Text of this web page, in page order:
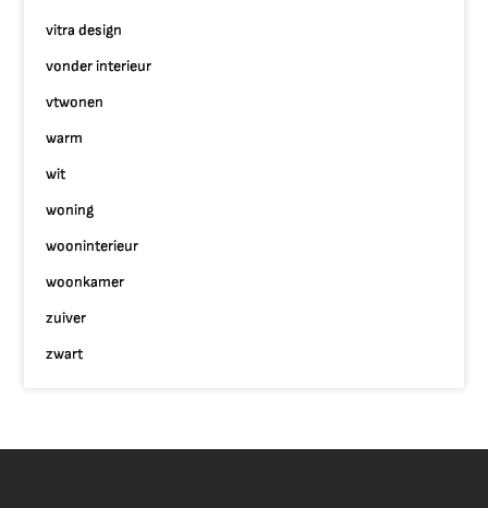
vitra design
vonder interieur
vtwonen
warm
wit
woning
wooninterieur
woonkamer
zuiver
zwart